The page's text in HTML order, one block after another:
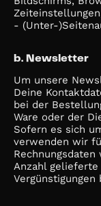
- (Unter-
b. Newsletter
Um unsere
Deine
bei der
Ware oder der
Sofern es sich
verwenden wir
Rechnungsdaten
Anzahl gelieferte
Vergünstigungen